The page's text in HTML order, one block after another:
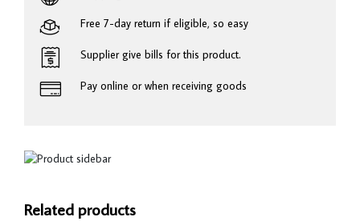
Free 7-day return if eligible, so easy
Supplier give bills for this product.
Pay online or when receiving goods
Related products